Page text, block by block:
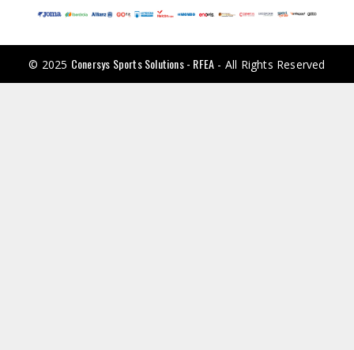
© 2025 Conersys Sports Solutions - RFEA - All Rights Reserved